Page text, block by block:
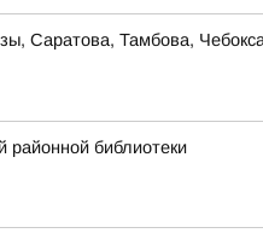
Саратова, Тамбова,
районной библиотеки